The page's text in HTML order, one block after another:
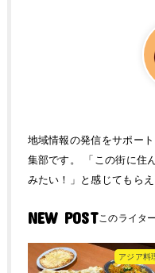
地域情報の発信をサポー
集部です。 「この街に住
みたい！」と感じてもら
NEW POST
アジア料